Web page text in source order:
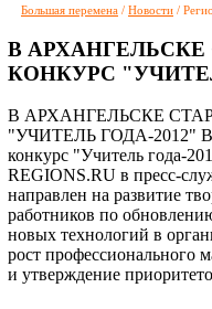
Большая перемена / Новости /
В
КОНКУРС
В АРХАНГЕЛЬСКЕ
"УЧИТЕЛЬ ГОДА-2012" В
конкурс "Учитель года-
REGIONS.RU в пресс-
направлен на развитие
работников по
новых технологий в
рост профессионального
и утверждение